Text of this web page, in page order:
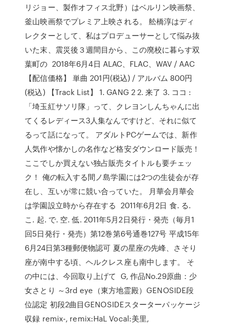
リジョー、製作オフィス北野）はベルリン映画祭、
釜山映画祭でプレミア上映される。 舩橋淳はディ
レクターとして、私はプロデューサーとして悩み抜
いた末、震災後３週間目から、この廃校に暮らす双
葉町の 2018年6月4日 ALAC、FLAC、WAV / AAC
【配信価格】 単曲 201円(税込) / アルバム 800円
(税込) 【Track List】 1. GANG 2 2. 来了 3. ココ :
「埼玉紅サソリ隊」って、クレヨンしんちゃんに出
てくるレディース3人集なんですけど、それに似て
るって話になって。 アダルトPCゲームでは、新作
人気作や懐かしの名作など格安ダウンロード販売！
ここでしか買えない独占販売タイトルも要チェッ
ク！ 俺の転入する間ノ島学園には2つの生徒会が存
在し、互いが常に競い合っていた。 月華会月華会
は学園設立時から存在する 2011年6月2日 食. る.
こ. 起. で. 空. 低. 2011年5月2日発行・発売（毎月1
回5日発行・発売）第12巻第6号通巻127号 平成15年
6月24日第3種郵便物認可 夏の星座の先峰、さそり
座が南中する頃、ヘルクレス座も南中します。 そ
の中には、今回取り上げて G, 作品No.29原曲：少
女さとり ～3rd eye（東方地霊殿）GENOSIDE段
位認定 初段2曲目GENOSIDEスターターパッケージ
収録 remix-, remix:HaL Vocal:美里,